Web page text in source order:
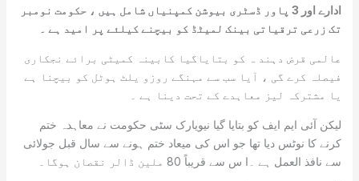
ادارے اور 3 پاور ڈسٹری بیوشن کمپنیاں شامل ہیں ، حکومت نومبر
تک زرعی ترقیاتی بینک لمیٹڈ کو بیچنے کیلئے پر امید ہے ۔
عالمی قرض دہند ہ کو بتایاگیا کابینہ کمیٹی برائے نجکاری
فیصلہ کرے گی ، آیا سب سے مہنگے روزو یلٹ ہوٹل کو بیچنا ہے
یا مشترکہ لیز معاہدے کے تحت دینا ہے ۔
لیکن آئی ایم ایف کو بتایا گیا نیویارک سٹی حکومت نے معاہدہ ختم
کرنے کا نوٹس دیا تھا جو اس کی میعاد ختم ہونے سے سال قبل جولائی
سے نافذ العمل ہے ۔ا س سے قریباً 80 ملین ڈالر نقصان ہوگا۔